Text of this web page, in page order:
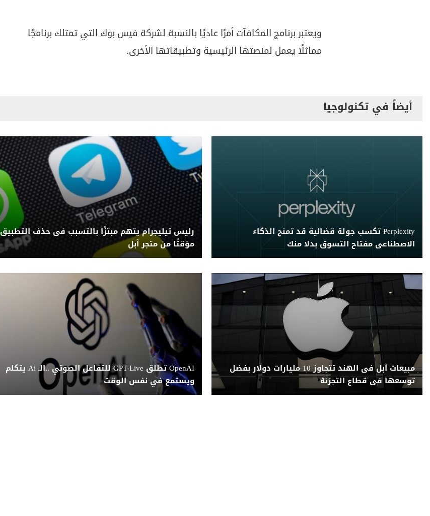
ويعتبر برنامج المكافآت أمرًا عاديًا بالنسبة لشركة فيس بوك التي تمتلك برنامجًا
مماثلًا يعمل لمنصتها الرئيسية وتطبيقاتها الأخرى.
أيضاً في تكنولوجيا
Perplexity تكسب جولة قضائية قد تمنح الذكاء
الاصطناعى مفتاح التسوق بدلا منك
رئيس تيليجرام يتهم مبتزًا بالتسبب فى حذف التطبيق
مؤقتًا من متجر آبل
مبيعات آبل فى الهند تتجاوز 10 مليارات دولار بفضل
توسعها فى قطاع التجزئة
OpenAI تطلق GPT-Live للتفاعل الصوتي ..الـ Ai يتكلم
ويستمع في نفس الوقت